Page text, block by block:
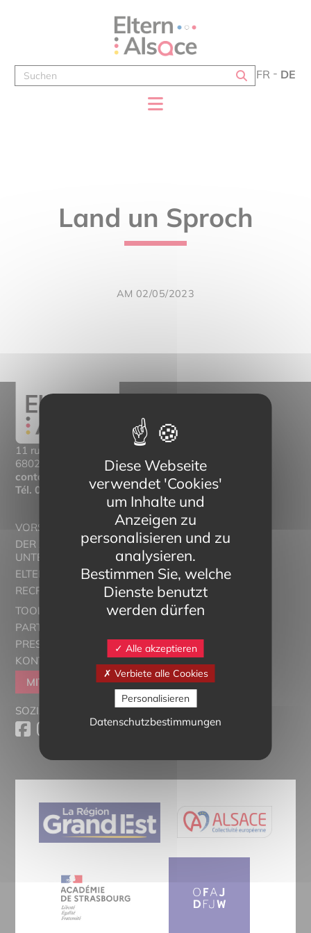
FR DE
Land un Sproch
AM 02/05/2023
11 rue Mittlerweg,
68025 Colmar Cedex
contact@eltern-bilinguisme.org
Tél. 03 89 20 46 74
VORSTELLUNG
DER ZWEISPRACHIGE
UNTERRICHT
ELTERN ALSACE - EUROSTAGES
RECRUTORRS
TOOLBOX
PARTNER
PRESSESCHAU
KONTAKT
MITGLIEDER WERDEN
SOZIALE MEDIEN
Diese Webseite
verwendet 'Cookies'
um Inhalte und
Anzeigen zu
personalisieren und zu
analysieren.
Bestimmen Sie, welche
Dienste benutzt
werden dürfen
Alle akzeptieren
Verbiete alle Cookies
Personalisieren
Datenschutzbestimmungen